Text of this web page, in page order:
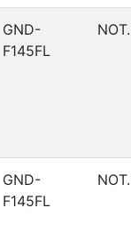
GND-
F145FL
GND-
F145FL